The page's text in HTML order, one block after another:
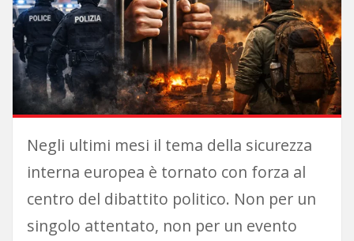
Negli ultimi mesi il tema della sicurezza
interna europea è tornato con forza al
centro del dibattito politico. Non per un
singolo attentato, non per un evento